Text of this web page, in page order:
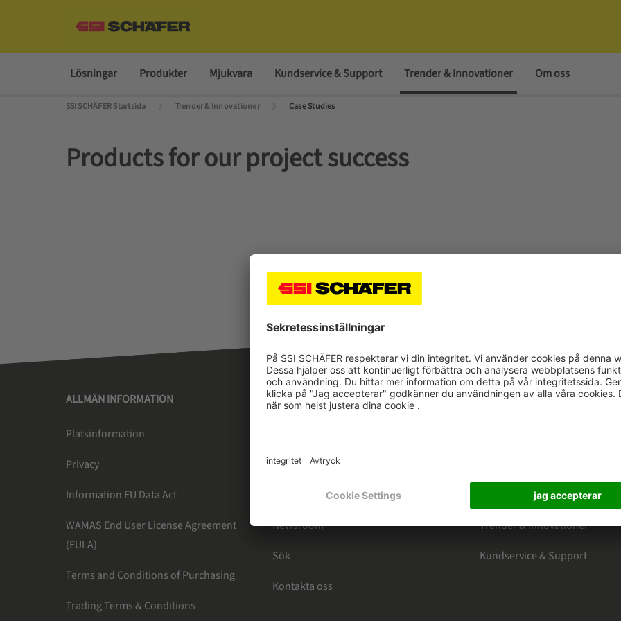
Lösningar Produkter Mjukvara Kundservice & Support Trender & Innovationer Om oss
SSI SCHÄFER Startsida Trender & Innovationer Case Studies
Products for our project success
ALLMÄN INFORMATION
Platsinformation
Privacy
Information EU Data Act
WAMAS End User License Agreement
(EULA)
Terms and Conditions of Purchasing
Trading Terms & Conditions
SSI SCHÄFER
Prenumerera på nyhetsbrevet
Newsroom
Sök
Kontakta oss
CATEGORIES
Mjukvarulösningar
Trender & Innovationer
Kundservice & Support